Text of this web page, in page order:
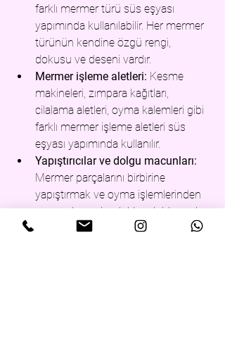
farklı mermer türü süs eşyası
yapımında kullanılabilir. Her mermer
türünün kendine özgü rengi,
dokusu ve deseni vardır.
Mermer işleme aletleri: Kesme
makineleri, zımpara kağıtları,
cilalama aletleri, oyma kalemleri gibi
farklı mermer işleme aletleri süs
eşyası yapımında kullanılır.
Yapıştırıcılar ve dolgu macunları:
Mermer parçalarını birbirine
yapıştırmak ve oyma işlemlerinden
sonra oluşan boşlukları doldurmak
için özel yapıştırıcılar ve dolgu